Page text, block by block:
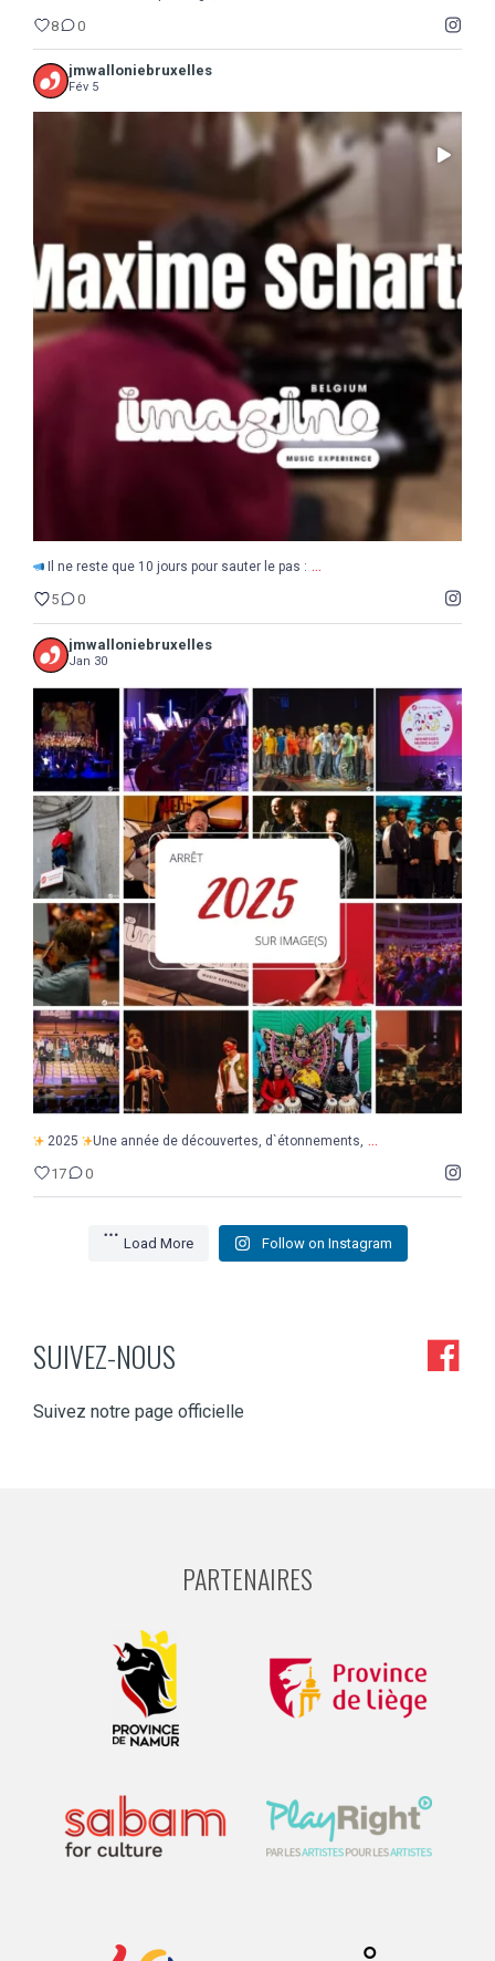
8 0
jmwalloniebruxelles
Fév 5
Il ne reste que 10 jours pour sauter le pas :
5
Il ne reste que 10 jours pour sauter le pas : ...
5 0
jmwalloniebruxelles
Jan 30
2025 Une année de découvertes, d`étonnements, ...
2025 Une année de découvertes, d`étonnements, ...
17 0
Load More Follow on Instagram
SUIVEZ-NOUS
Suivez notre page officielle
PARTENAIRES